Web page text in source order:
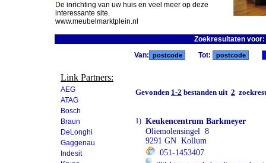
De inrichting van uw huis en veel meer op deze
interessante site.
www.meubelmarktplein.nl
Zoekresultaten
Link Partners:
AEG
ATAG
Bosch
Braun
DeLonghi
Gaggenau
Indesit
Van: Tot:
Gevonden 1-2 bestanden uit 2
1) Keukencentrum Barkmeyer
Oliemolensingel 8
9291 GN Kollum
051-1453407